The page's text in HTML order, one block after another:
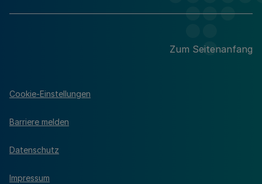
Zum Seitenanfang
Cookie-Einstellungen
Barriere melden
Datenschutz
Impressum